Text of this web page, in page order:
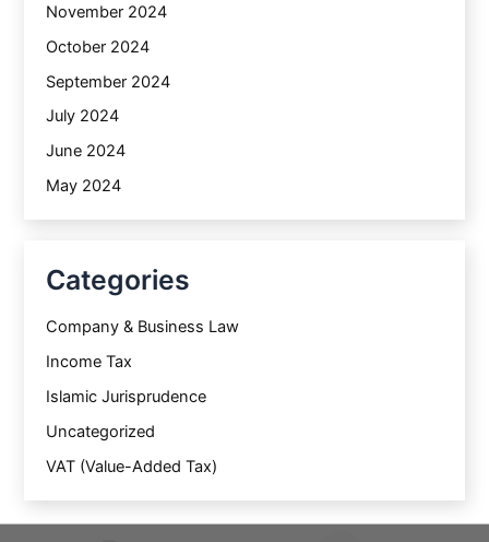
November 2024
October 2024
September 2024
July 2024
June 2024
May 2024
Categories
Company & Business Law
Income Tax
Islamic Jurisprudence
Uncategorized
VAT (Value-Added Tax)